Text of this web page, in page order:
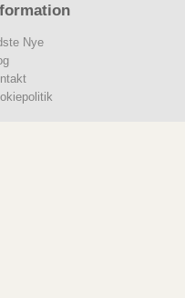
Nye